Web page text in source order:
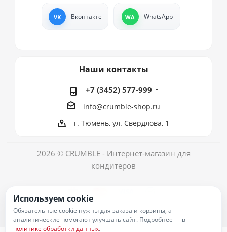
Вконтакте WhatsApp
Наши контакты
+7 (3452) 577-999
info@crumble-shop.ru
г. Тюмень, ул. Свердлова, 1
2026 © CRUMBLE - Интернет-магазин для
кондитеров
Используем cookie
Обязательные cookie нужны для заказа и корзины, а
аналитические помогают улучшать сайт. Подробнее — в
политике обработки данных.